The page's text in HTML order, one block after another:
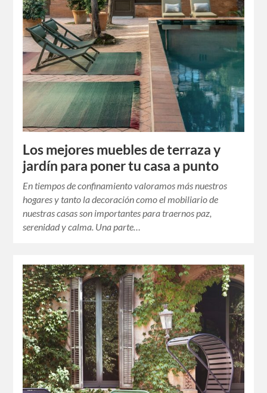
Los mejores muebles de terraza y
jardín para poner tu casa a punto
En tiempos de confinamiento valoramos más nuestros
hogares y tanto la decoración como el mobiliario de
nuestras casas son importantes para traernos paz,
serenidad y calma. Una parte…